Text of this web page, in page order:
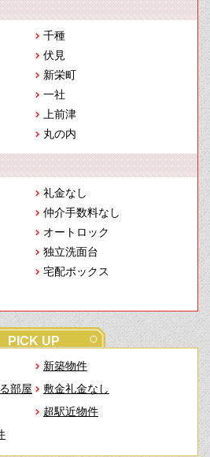
千種
伏見
新栄町
一社
上前津
丸の内
礼金なし
仲介手数料なし
オートロック
独立洗面台
宅配ボックス
PICK UP
新築物件
部屋
敷金礼金なし
超駅近物件